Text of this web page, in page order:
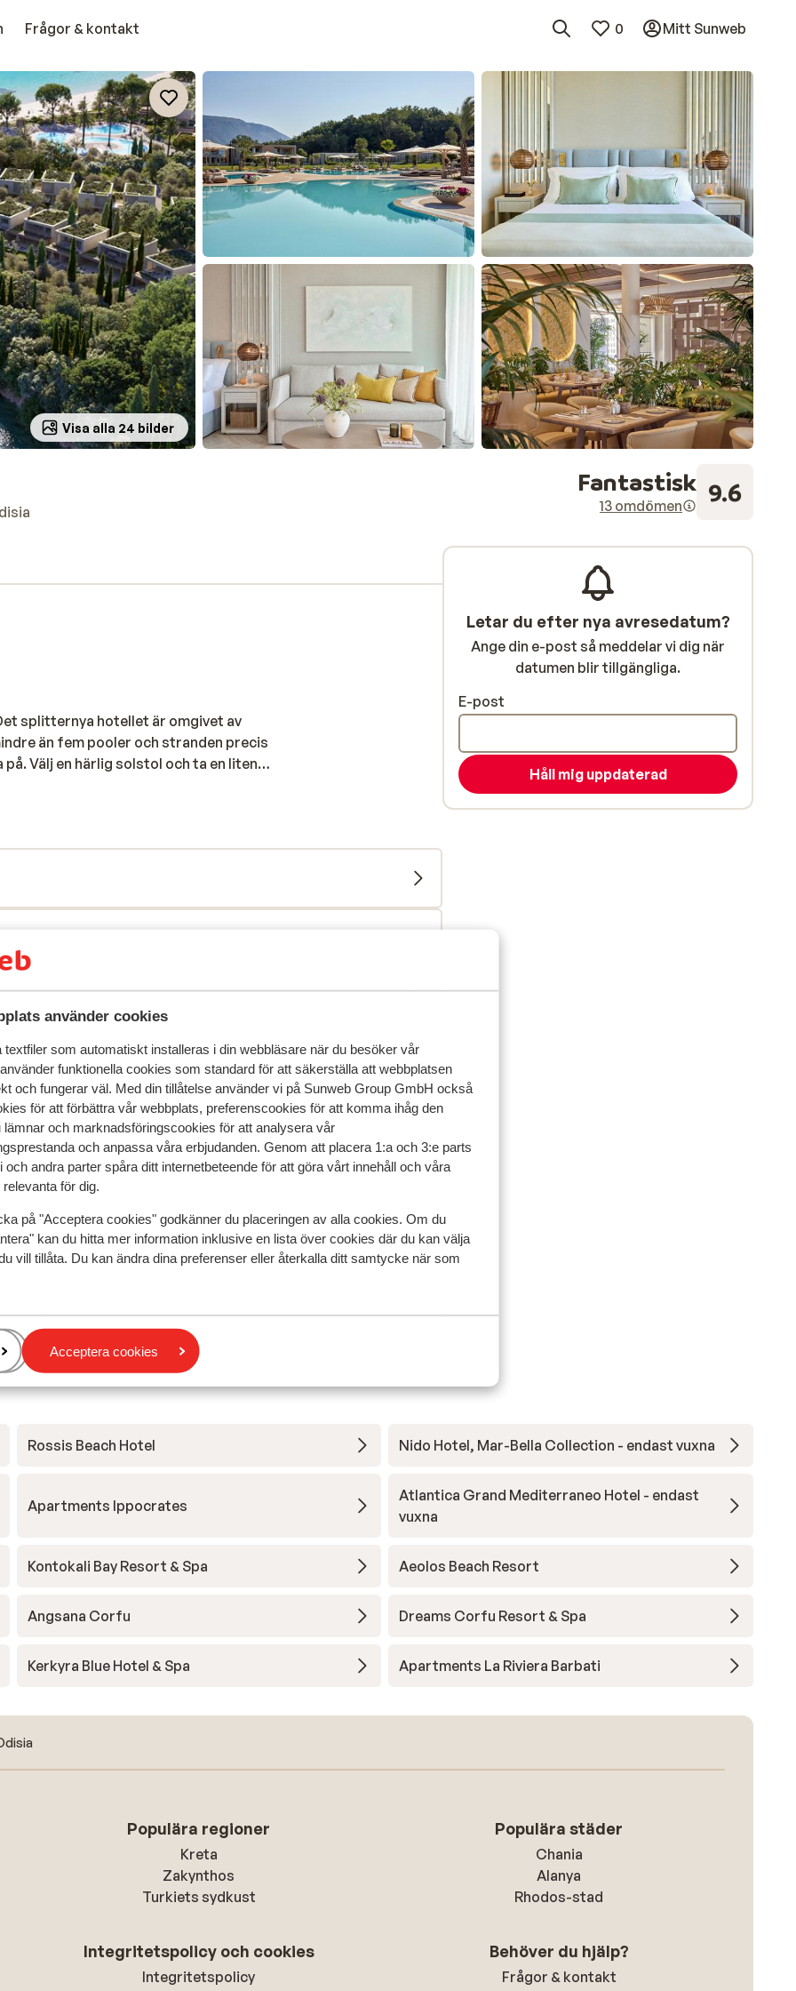
använder cookies
textfiler som automatiskt installeras i din webbläsare när du besöker vår
funktionella cookies som standard för att säkerställa att webbplatsen
och fungerar väl. Med din tillåtelse använder vi på Sunweb Group GmbH också
för att förbättra vår webbplats, preferenscookies för att komma ihåg den
lämnar och marknadsföringscookies för att analysera vår
och anpassa våra erbjudanden. Genom att placera 1:a och 3:e parts
andra parter spåra ditt internetbeteende för att göra vårt innehåll och våra
för dig.
på "Acceptera cookies" godkänner du placeringen av alla cookies. Om du
kan du hitta mer information inklusive en lista över cookies där du kan välja
vill tillåta. Du kan ändra dina preferenser eller återkalla ditt samtycke när som
Acceptera cookies
Frågor & kontakt 0 Mitt Sunweb
Visa alla 24 bilder
Fantastisk
13 omdömen 9.6
splitternya hotellet är omgivet av
än fem pooler och stranden precis
Välj en härlig solstol och ta en liten
kommer att ha roligt. För dem finns
ett avkopplande yogapass och
kombinerat med oöverträffad lyx
inklusive Michelin-värdiga stjärnmenyer,
stjärniga kockarna tar dig med på en
programmet Dine Out kan du också
det grekiska köket.
deras upplevelser av vår produkt.Mer om recensioner
Mest bokad av partner
9.9 Fantastisk
30 apr. 2026
Magnifique endroit.
Magnifique endroit.
Översätt till svenska
Letar du efter nya avresedatum?
Ange din e-post så meddelar vi dig när
datumen blir tillgängliga.
E-post
Håll mig uppdaterad
Rossis Beach Hotel Nido Hotel, Mar-Bella Collection - endast vuxna
Apartments Ippocrates
Atlantica Grand Mediterraneo Hotel - endast
vuxna
Kontokali Bay Resort & Spa Aeolos Beach Resort
Angsana Corfu Dreams Corfu Resort & Spa
Kerkyra Blue Hotel & Spa Apartments La Riviera Barbati
Populära regioner
Kreta
Zakynthos
Turkiets sydkust
Populära städer
Chania
Alanya
Rhodos-stad
Integritetspolicy och cookies
Integritetspolicy
Behöver du hjälp?
Frågor & kontakt